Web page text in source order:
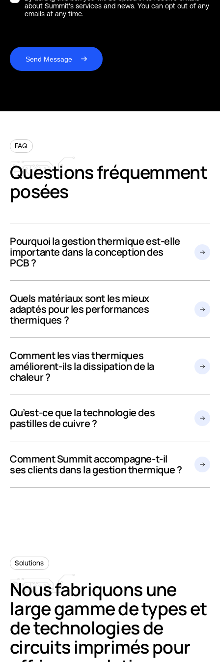
about Summit's services and news. You can opt out of any
emails at any time.
Send Message
FAQ
Questionsfréquemment
posées
Pourquoi la gestion thermique est-elle
importante dans la conception des
PCB ?
Quels matériaux sont les mieux
adaptés pour les performances
thermiques ?
Comment les vias thermiques
améliorent-ils la dissipation de la
chaleur ?
Qu’est-ce que la technologie des
pastilles de cuivre ?
Comment Summit accompagne-t-il
ses clients dans la gestion thermique ?
Solutions
Nousfabriquonsune
largegammedetypeset
detechnologiesde
circuitsimpriméspour